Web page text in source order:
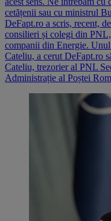
cetățenii sau cu ministrul
DeFapt.ro a scris, recent,
consilieri și colegi din
companii din Energie.
Cateliu, a cerut DeFapt.ro
Cateliu, trezorier al PNL
Administrație al Poștei